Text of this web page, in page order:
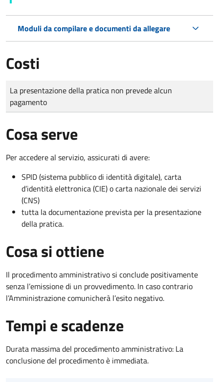
Moduli da compilare e documenti da allegare
Costi
Tipo di pagamento
Importo
La presentazione della pratica non prevede alcun
pagamento
Cosa serve
Per accedere al servizio, assicurati di avere:
SPID (sistema pubblico di identità digitale), carta
d’identità elettronica (CIE) o carta nazionale dei servizi
(CNS)
tutta la documentazione prevista per la presentazione
della pratica.
Cosa si ottiene
Il procedimento amministrativo si conclude positivamente
senza l’emissione di un provvedimento. In caso contrario
l’Amministrazione comunicherà l’esito negativo.
Tempi e scadenze
Durata massima del procedimento amministrativo: La
conclusione del procedimento è immediata.